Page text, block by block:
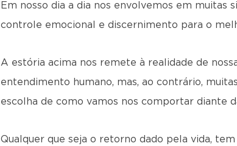
Em nosso dia a dia nos envolvemos em muitas
controle emocional e discernimento para o
A estória acima nos remete à realidade de
entendimento humano, mas, ao contrário,
escolha de como vamos nos comportar diante
Qualquer que seja o retorno dado pela vida,